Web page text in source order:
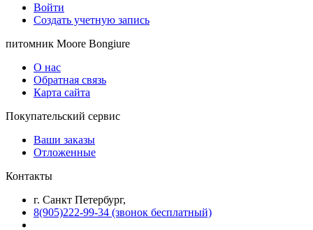
Войти
Создать учетную запись
питомник Moore Bongiure
О нас
Обратная связь
Карта сайта
Покупательский сервис
Ваши заказы
Отложенные
Контакты
г. Санкт Петербург,
8(905)222-99-34 (звонок бесплатный)